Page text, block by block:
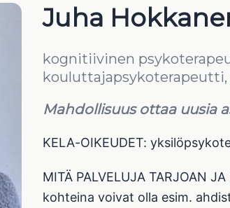
Juha
kognitiivinen
kouluttajapsykoterapeutti,
Mahdollisuus ottaa uusia
KELA-OIKEUDET:
MITÄ PALVELUJA TARJOAN
kohteina voivat olla esim.